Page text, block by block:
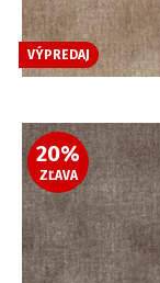
VÝPREDAJ
20%
ZĽAVA